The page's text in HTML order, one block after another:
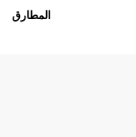
المطارق